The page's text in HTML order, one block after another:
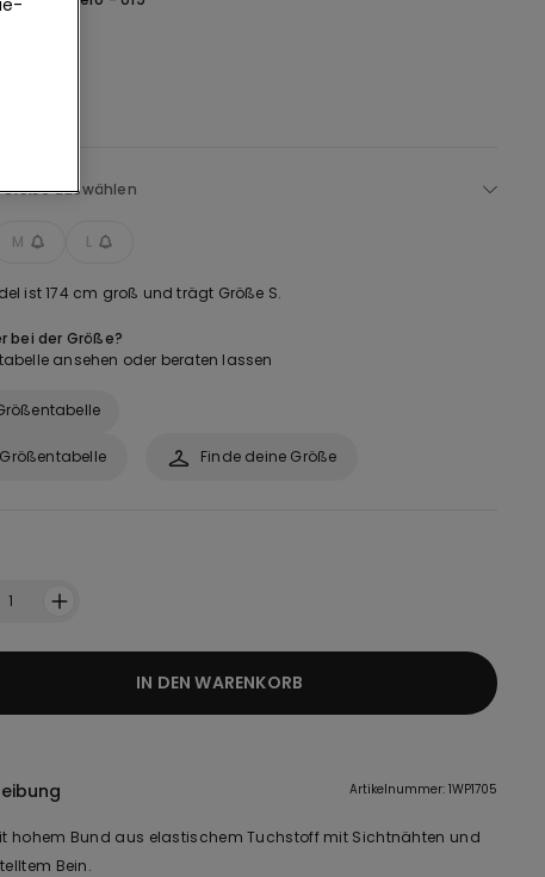
Größe auswählen
M L
ist 174 cm groß und trägt Größe S.
bei der Größe?
ansehen oder beraten lassen
Finde deine Größe
Größentabelle
1
IN DEN WARENKORB
Artikelnummer: 1WP1705
hohem Bund aus elastischem Tuchstoff mit Sichtnähten und
Bein.